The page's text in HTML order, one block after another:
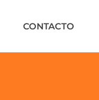
CONTACTO